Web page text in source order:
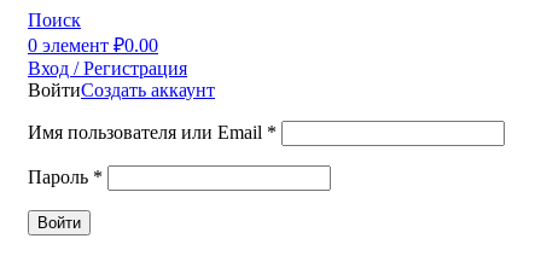
Поиск
0 элемент ₽0.00
Вход / Регистрация
ВойтиСоздать аккаунт
Имя пользователя или Email *
Пароль *
Войти